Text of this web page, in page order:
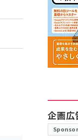
企画広